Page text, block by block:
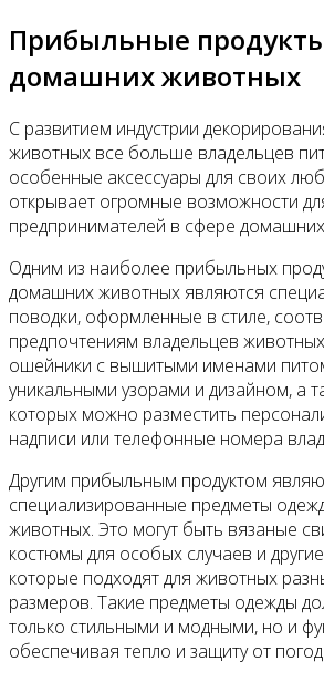
Прибыльные
домашних животных
С развитием индустрии
животных все больше владельцев
особенные аксессуары для своих
открывает огромные возможности
предпринимателей в сфере
Одним из наиболее прибыльных
домашних животных являются
поводки, оформленные в стиле,
предпочтениям владельцев
ошейники с вышитыми именами
уникальными узорами и дизайном, а
которых можно разместить
надписи или телефонные номера
Другим прибыльным продуктом
специализированные предметы
животных. Это могут быть вязаные
костюмы для особых случаев и
которые подходят для животных
размеров. Такие предметы одежды
только стильными и модными, но и
обеспечивая тепло и защиту от